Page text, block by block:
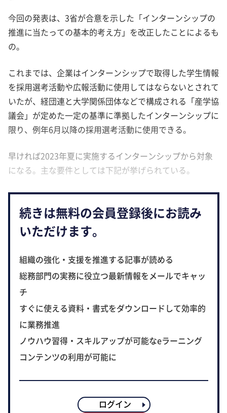
今回の発表は、3省が合意を示した「インターンシップの
推進に当たっての基本的考え方」を改正したことによるも
の。
これまでは、企業はインターンシップで取得した学生情報
を採用選考活動や広報活動に使用してはならないとされて
いたが、経団連と大学関係団体などで構成される「産学協
議会」が定めた一定の基準に準拠したインターンシップに
限り、例年6月以降の採用選考活動に使用できる。
早ければ2023年夏に実施するインターンシップから対象
になる。主な要件としては下記が挙げられている。
続きは無料の会員登録後にお読み
いただけます。
組織の強化・支援を推進する記事が読める
総務部門の実務に役立つ最新情報をメールでキャッ
チ
すぐに使える資料・書式をダウンロードして効率的
に業務推進
ノウハウ習得・スキルアップが可能なeラーニング
コンテンツの利用が可能に
ログイン